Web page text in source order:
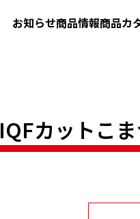
お知らせ商品情報商品カ
IQFカットこ